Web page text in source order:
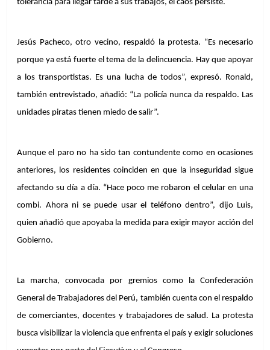
tolerancia para llegar tarde a sus trabajos, el caos persiste.
Jesús Pacheco, otro vecino, respaldó la protesta. “Es necesario
porque ya está fuerte el tema de la delincuencia. Hay que apoyar
a los transportistas. Es una lucha de todos”, expresó. Ronald,
también entrevistado, añadió: “La policía nunca da respaldo. Las
unidades piratas tienen miedo de salir”.
Aunque el paro no ha sido tan contundente como en ocasiones
anteriores, los residentes coinciden en que la inseguridad sigue
afectando su día a día. “Hace poco me robaron el celular en una
combi. Ahora ni se puede usar el teléfono dentro”, dijo Luis,
quien añadió que apoyaba la medida para exigir mayor acción del
Gobierno.
La marcha, convocada por gremios como la Confederación
General de Trabajadores del Perú, también cuenta con el respaldo
de comerciantes, docentes y trabajadores de salud. La protesta
busca visibilizar la violencia que enfrenta el país y exigir soluciones